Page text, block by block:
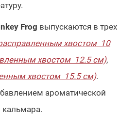
Frog выпускаются в трех
хвостом 10
хвостом 12.5 см),
хвостом 15.5 см).
ароматической
кальмара.